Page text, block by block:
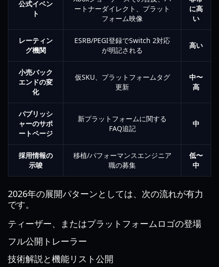
公式イベン
ト
ートナーダイレクト、プラット
フォーム映像
に高
い
レーティン
グ機関
ESRB/PEGI登録でSwitch 2対応
が明記される
高い
小売バック
エンドの変
化
仮SKU、プラットフォームタグ
更新
中〜
高
パブリッシ
ャーのサポ
ートページ
新プラットフォームに関する
FAQ追記
中
採用情報の
示唆
移植/パフォーマンスエンジニア
職の募集
低〜
中
2026年の展開パターンとしては、次の流れが有力
です。
ティーザー、またはプラットフォームロゴの登場
フル公開トレーラー
技術解説と機能リスト公開